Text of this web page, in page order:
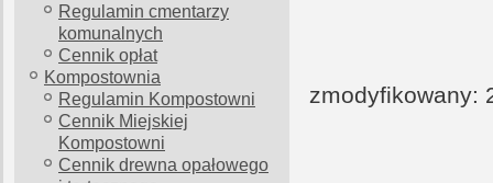
Regulamin cmentarzy
komunalnych
Cennik opłat
Kompostownia
Regulamin Kompostowni
Cennik Miejskiej
Kompostowni
Cennik drewna opałowego
zmodyfikowany: